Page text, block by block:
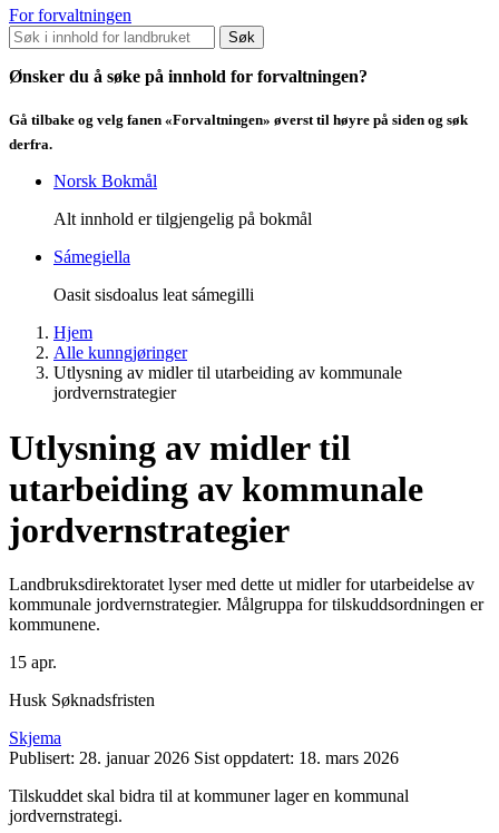
For forvaltningen
Søk
Ønsker du å søke på innhold for forvaltningen?
Gå tilbake og velg fanen «Forvaltningen» øverst til høyre på siden og søk
derfra.
Norsk Bokmål
Alt innhold er tilgjengelig på bokmål
Sámegiella
Oasit sisdoalus leat sámegilli
Hjem
Alle kunngjøringer
Utlysning av midler til utarbeiding av kommunale
jordvernstrategier
Utlysning av midler til
utarbeiding av kommunale
jordvernstrategier
Landbruksdirektoratet lyser med dette ut midler for utarbeidelse av
kommunale jordvernstrategier. Målgruppa for tilskuddsordningen er
kommunene.
15 apr.
Husk Søknadsfristen
Skjema
Publisert: 28. januar 2026 Sist oppdatert: 18. mars 2026
Tilskuddet skal bidra til at kommuner lager en kommunal
jordvernstrategi.